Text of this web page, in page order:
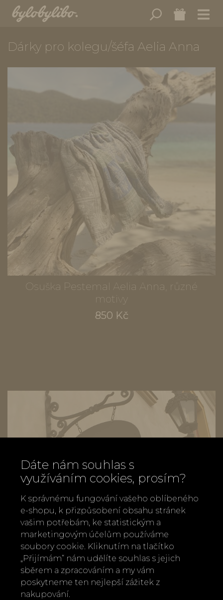
Dárky pro kolegu/šéfa Aelia Anna
Osuška Pestemal Aelia Anna, různé
motivy
850 Kč
Zavolejte nám
+420 737 886 915
Napište nám
info@bylobylibo.cz
Dáte nám souhlas s
využíváním cookies, prosím?
K správnému fungování vašeho oblíbeného
e-shopu, k přizpůsobení obsahu stránek
vašim potřebám, ke statistickým a
marketingovým účelům používáme
soubory cookie. Kliknutím na tlačítko
„Přijímám“ nám udělíte souhlas s jejich
sběrem a zpracováním a my vám
poskytneme ten nejlepší zážitek z
nakupování.